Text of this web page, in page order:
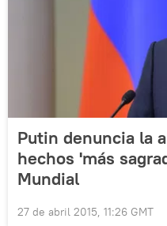
Putin denuncia la
hechos 'más
Mundial
27 de abril 2015, 11:26 GMT